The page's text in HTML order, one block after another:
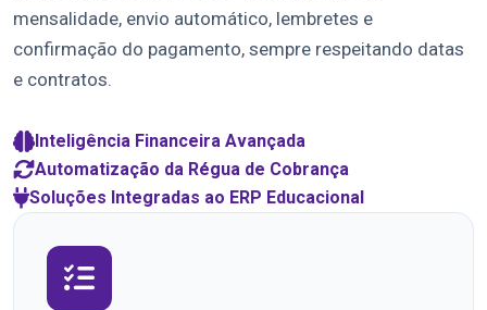
mensalidade, envio automático, lembretes e
confirmação do pagamento, sempre respeitando datas
e contratos.
Inteligência Financeira Avançada
Automatização da Régua de Cobrança
Soluções Integradas ao ERP Educacional